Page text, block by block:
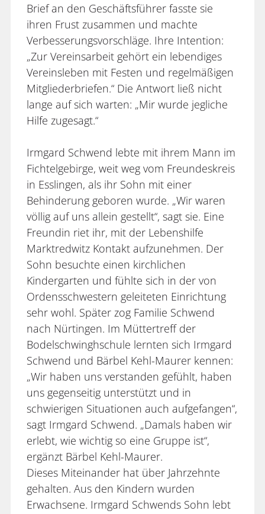
Brief an den Geschäftsführer fasste sie
ihren Frust zusammen und machte
Verbesserungsvorschläge. Ihre Intention:
„Zur Vereinsarbeit gehört ein lebendiges
Vereinsleben mit Festen und regelmäßigen
Mitgliederbriefen.“ Die Antwort ließ nicht
lange auf sich warten: „Mir wurde jegliche
Hilfe zugesagt.“
Irmgard Schwend lebte mit ihrem Mann im
Fichtelgebirge, weit weg vom Freundeskreis
in Esslingen, als ihr Sohn mit einer
Behinderung geboren wurde. „Wir waren
völlig auf uns allein gestellt“, sagt sie. Eine
Freundin riet ihr, mit der Lebenshilfe
Marktredwitz Kontakt aufzunehmen. Der
Sohn besuchte einen kirchlichen
Kindergarten und fühlte sich in der von
Ordensschwestern geleiteten Einrichtung
sehr wohl. Später zog Familie Schwend
nach Nürtingen. Im Müttertreff der
Bodelschwinghschule lernten sich Irmgard
Schwend und Bärbel Kehl-Maurer kennen:
„Wir haben uns verstanden gefühlt, haben
uns gegenseitig unterstützt und in
schwierigen Situationen auch aufgefangen“,
sagt Irmgard Schwend. „Damals haben wir
erlebt, wie wichtig so eine Gruppe ist“,
ergänzt Bärbel Kehl-Maurer.
Dieses Miteinander hat über Jahrzehnte
gehalten. Aus den Kindern wurden
Erwachsene. Irmgard Schwends Sohn lebt